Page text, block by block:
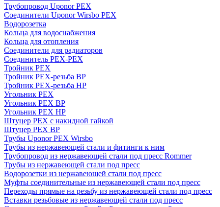
Трубопровод Uponor PEX
Соединители Uponor Wirsbo PEX
Водорозетка
Кольца для водоснабжения
Кольца для отопления
Соединители для радиаторов
Соединитель PEX-PEX
Тройник PEX
Тройник PEX-резьба ВР
Тройник PEX-резьба НР
Угольник PEX
Угольник PEX ВР
Угольник PEX НР
Штуцер PEX c накидной гайкой
Штуцер PEX ВР
Трубы Uponor PEX Wirsbo
Трубы из нержавеющей стали и фитинги к ним
Трубопровод из нержавеющей стали под пресс Rommer
Трубы из нержавеющей стали под пресс
Водорозетки из нержавеющей стали под пресс
Муфты соединительные из нержавеющей стали под пресс
Переходы прямые на резьбу из нержавеющей стали под пресс
Вставки резьбовые из нержавеющей стали под пресс